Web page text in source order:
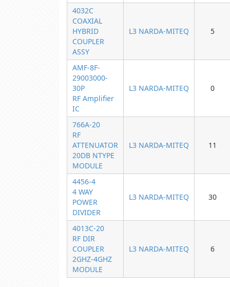
4032C
COAXIAL
HYBRID
COUPLER
ASSY
L3 NARDA-MITEQ 5
AMF-8F-
29003000-
30P
RF Amplifier
IC
L3 NARDA-MITEQ 0
766A-20
RF
ATTENUATOR
20DB NTYPE
MODULE
L3 NARDA-MITEQ 11
4456-4
4 WAY
POWER
DIVIDER
L3 NARDA-MITEQ 30
4013C-20
RF DIR
COUPLER
2GHZ-4GHZ
MODULE
L3 NARDA-MITEQ 6